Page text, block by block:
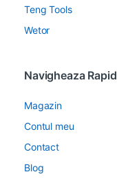
Teng Tools
Wetor
Navigheaza Rapid
Magazin
Contul meu
Contact
Blog